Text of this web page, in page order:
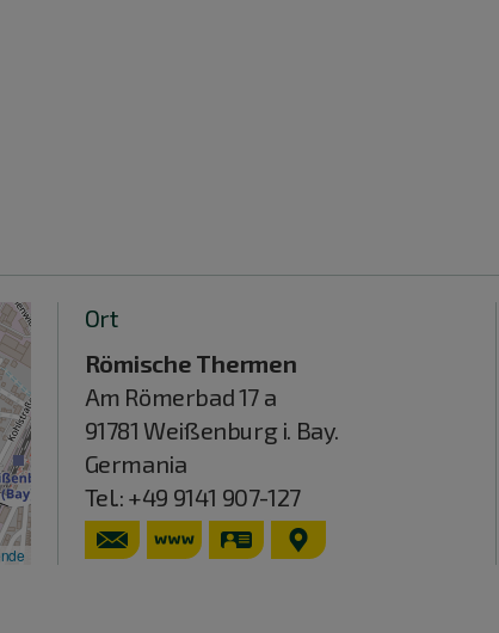
Ort
Römische Thermen
Am Römerbad 17 a
91781 Weißenburg i. Bay.
Germania
Tel.: +49 9141 907-127
https://www.museen-
vCard